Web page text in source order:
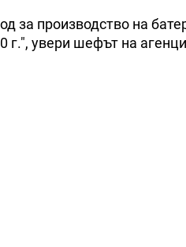
за производство на
г.", увери шефът на